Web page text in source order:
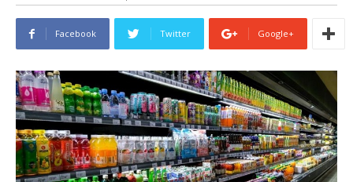
Facebook Twitter Google+